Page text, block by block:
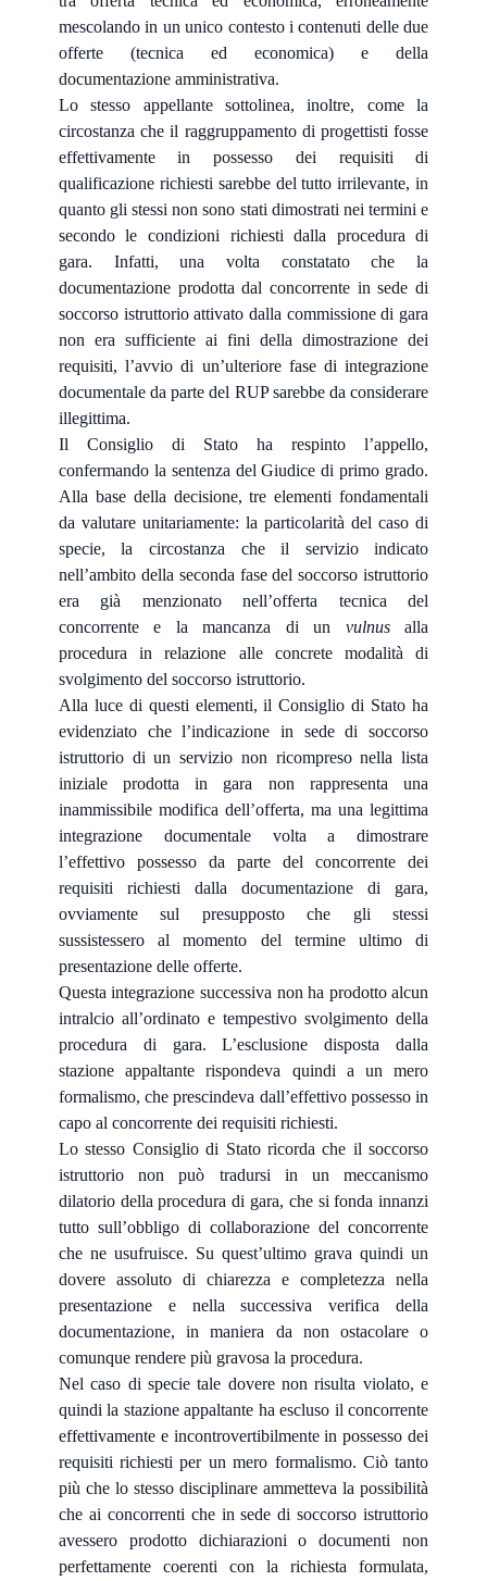
mescolando in un unico contesto i contenuti delle due
offerte (tecnica ed economica) e della
documentazione amministrativa.
Lo stesso appellante sottolinea, inoltre, come la
circostanza che il raggruppamento di progettisti fosse
effettivamente in possesso dei requisiti di
qualificazione richiesti sarebbe del tutto irrilevante, in
quanto gli stessi non sono stati dimostrati nei termini e
secondo le condizioni richiesti dalla procedura di
gara. Infatti, una volta constatato che la
documentazione prodotta dal concorrente in sede di
soccorso istruttorio attivato dalla commissione di gara
non era sufficiente ai fini della dimostrazione dei
requisiti, l’avvio di un’ulteriore fase di integrazione
documentale da parte del RUP sarebbe da considerare
illegittima.
Il Consiglio di Stato ha respinto l’appello,
confermando la sentenza del Giudice di primo grado.
Alla base della decisione, tre elementi fondamentali
da valutare unitariamente: la particolarità del caso di
specie, la circostanza che il servizio indicato
nell’ambito della seconda fase del soccorso istruttorio
era già menzionato nell’offerta tecnica del
concorrente e la mancanza di un vulnusalla
procedura in relazione alle concrete modalità di
svolgimento del soccorso istruttorio.
Alla luce di questi elementi, il Consiglio di Stato ha
evidenziato che l’indicazione in sede di soccorso
istruttorio di un servizio non ricompreso nella lista
iniziale prodotta in gara non rappresenta una
inammissibile modifica dell’offerta, ma una legittima
integrazione documentale volta a dimostrare
l’effettivo possesso da parte del concorrente dei
requisiti richiesti dalla documentazione di gara,
ovviamente sul presupposto che gli stessi
sussistessero al momento del termine ultimo di
presentazione delle offerte.
Questa integrazione successiva non ha prodotto alcun
intralcio all’ordinato e tempestivo svolgimento della
procedura di gara. L’esclusione disposta dalla
stazione appaltante rispondeva quindi a un mero
formalismo, che prescindeva dall’effettivo possesso in
capo al concorrente dei requisiti richiesti.
Lo stesso Consiglio di Stato ricorda che il soccorso
istruttorio non può tradursi in un meccanismo
dilatorio della procedura di gara, che si fonda innanzi
tutto sull’obbligo di collaborazione del concorrente
che ne usufruisce. Su quest’ultimo grava quindi un
dovere assoluto di chiarezza e completezza nella
presentazione e nella successiva verifica della
documentazione, in maniera da non ostacolare o
comunque rendere più gravosa la procedura.
Nel caso di specie tale dovere non risulta violato, e
quindi la stazione appaltante ha escluso il concorrente
effettivamente e incontrovertibilmente in possesso dei
requisiti richiesti per un mero formalismo. Ciò tanto
più che lo stesso disciplinare ammetteva la possibilità
che ai concorrenti che in sede di soccorso istruttorio
avessero prodotto dichiarazioni o documenti non
perfettamente coerenti con la richiesta formulata,